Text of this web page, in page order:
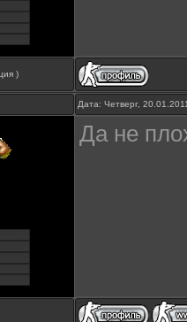
)
Дата: Четверг,
Да не